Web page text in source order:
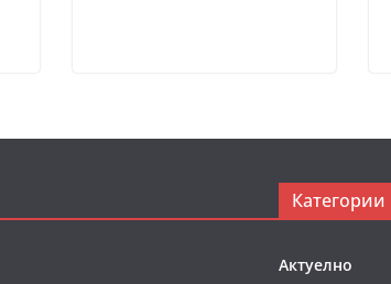
Категории
Актуелно